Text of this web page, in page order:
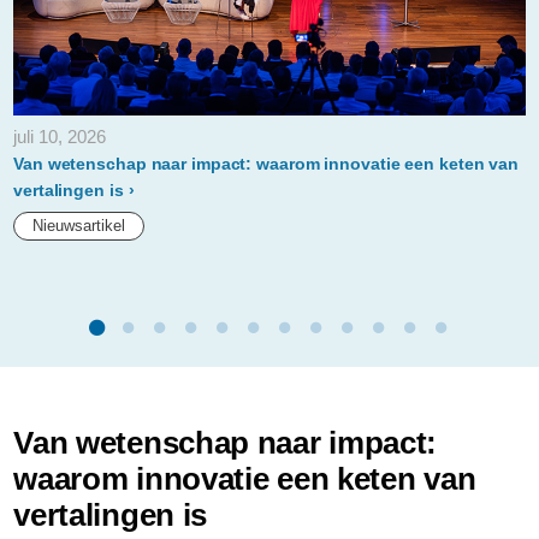
juli 10, 2026
Van wetenschap naar impact: waarom innovatie een keten van
vertalingen is
Nieuwsartikel
Van wetenschap naar impact:
waarom innovatie een keten van
vertalingen is